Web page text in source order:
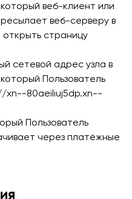
веб-клиент или
веб-серверу в
открыть страницу
сетевой адрес узла в
Пользователь
xn--80aeiliuj5dp.xn--
Пользователь
через платёжные